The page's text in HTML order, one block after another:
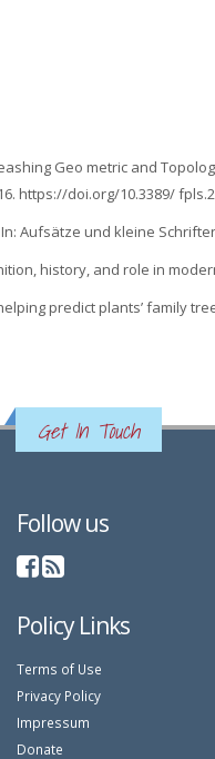
Geo metric and
https://doi.org/10.3389/
Aufsätze und kleine
history, and role in
predict plants’ family
Get In Touch
Follow us
Policy Links
Terms of Use
Privacy Policy
Impressum
Donate